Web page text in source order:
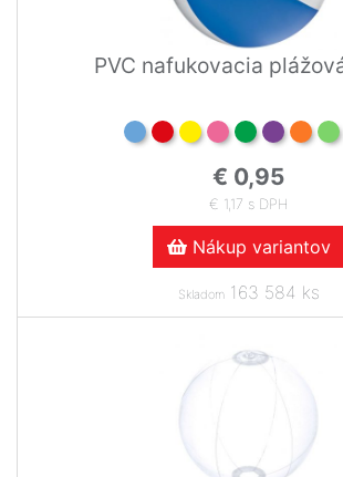
PVC nafukovacia
€ 0,95
€ 1,17 s DPH
Nákup variantov
Skladom163 584 ks